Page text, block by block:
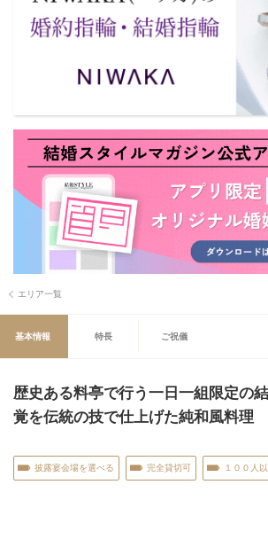
エリア一覧
基本情報 特長 ご祝儀
歴史ある料亭で行う一日一組限定の
覚を伝統の技で仕上げた純和風料理
披露宴会場を選べる 完全貸切可 １００人